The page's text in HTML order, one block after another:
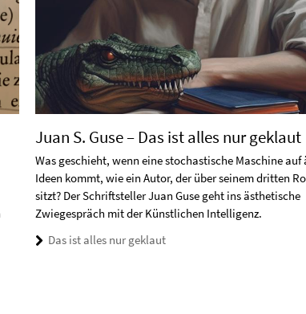
Juan S. Guse – Das ist alles nur geklaut
Was geschieht, wenn eine stochastische Maschine
Ideen kommt, wie ein Autor, der über seinem dritten
sitzt? Der Schriftsteller Juan Guse geht ins ästhetische
Zwiegespräch mit der Künstlichen Intelligenz.
Das ist alles nur geklaut